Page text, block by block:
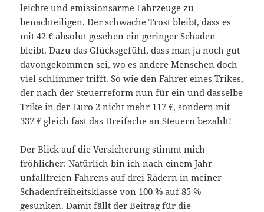
leichte und emissionsarme Fahrzeuge zu
benachteiligen. Der schwache Trost bleibt, dass es
mit 42 € absolut gesehen ein geringer Schaden
bleibt. Dazu das Glücksgefühl, dass man ja noch gut
davongekommen sei, wo es andere Menschen doch
viel schlimmer trifft. So wie den Fahrer eines Trikes,
der nach der Steuerreform nun für ein und dasselbe
Trike in der Euro 2 nicht mehr 117 €, sondern mit
337 € gleich fast das Dreifache an Steuern bezahlt!
Der Blick auf die Versicherung stimmt mich
fröhlicher: Natürlich bin ich nach einem Jahr
unfallfreien Fahrens auf drei Rädern in meiner
Schadenfreiheitsklasse von 100 % auf 85 %
gesunken. Damit fällt der Beitrag für die